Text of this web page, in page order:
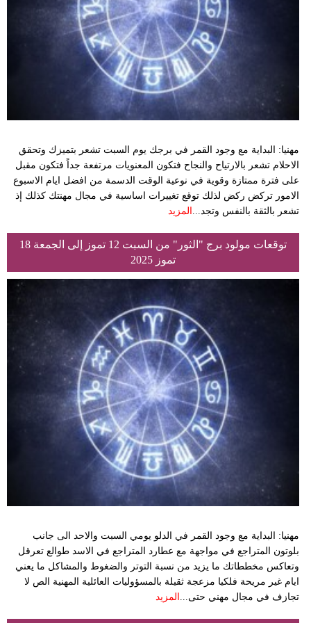
مهنيا: البداية مع وجود القمر في برجك يوم السبت تشعر بتميزك وتحقق
الاحلام تشعر بالارتياح والنجاح فتكون المعنويات مرتفعة جداً فتكون مقبل
على فترة ممتازة وقوية في نوعية الوقت الدسمة من افضل ايام الاسبوع
الامور تركض ركض لذلك توقع تغييرات اساسية في مجال مهنتك كذلك إذ
تشعر بالثقة بالنفس وتجد... المزيد
توقعات مولود برج "الثور" من السبت 12 تموز إلى الجمعة 18
تموز 2025
مهنيا: البداية مع وجود القمر في الدلو يومي السبت والاحد الى جانب
بلوتون المتراجع في مواجهة مع عطارد المتراجع في الاسد طوالع تعرقل
وتعاكس مخططاتك ما يزيد من نسبة التوتر والضغوط والمشاكل ما يعني
ايام غير مريحة فلكيا مزعجة ثقيلة بالمسؤوليات العائلية المهنية الص لا
تجازف في مجال مهني حتى... المزيد